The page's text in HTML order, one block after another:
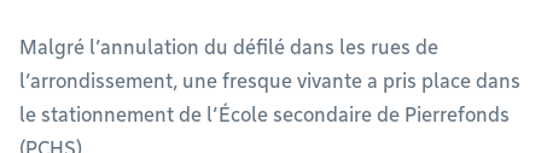
Malgré l’annulation du défilé dans les rues de
l’arrondissement, une fresque vivante a pris place dans
le stationnement de l’École secondaire de Pierrefonds